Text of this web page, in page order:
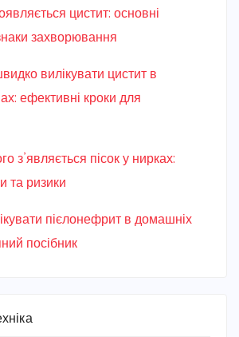
цистит: основні
захворювання
вилікувати цистит в
ефективні кроки для
з’являється пісок у нирках:
та ризики
пієлонефрит в домашніх
посібник